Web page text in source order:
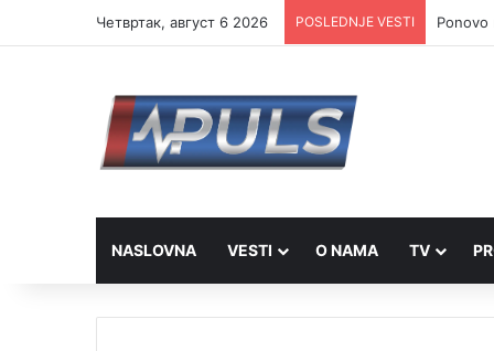
Четвртак, август 6 2026 POSLEDNJE VESTI Ponovo
NASLOVNA VESTI O NAMA TV